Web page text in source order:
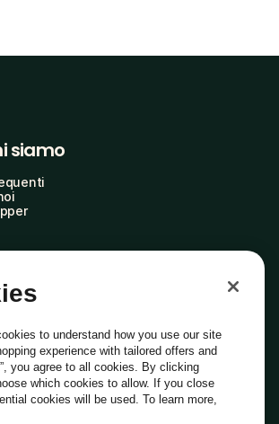
siamo
Italiano
to understand how you use our site
experience with tailored offers and
you agree to all cookies. By clicking
which cookies to allow. If you close
cookies will be used. To learn more,